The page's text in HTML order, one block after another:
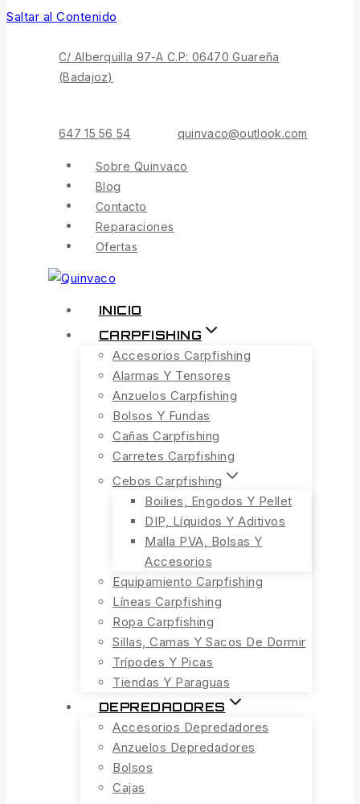
Saltar al Contenido
C/ Alberquilla 97-A C.P: 06470 Guareña
(Badajoz)
647 15 56 54 quinvaco@outlook.com
Sobre Quinvaco
Blog
Contacto
Reparaciones
Ofertas
INICIO
CARPFISHING
Accesorios Carpfishing
Alarmas Y Tensores
Anzuelos Carpfishing
Bolsos Y Fundas
Cañas Carpfishing
Carretes Carpfishing
Cebos Carpfishing
Boilies, Engodos Y Pellet
DIP, Líquidos Y Aditivos
Malla PVA, Bolsas Y
Accesorios
Equipamiento Carpfishing
Líneas Carpfishing
Ropa Carpfishing
Sillas, Camas Y Sacos De Dormir
Trípodes Y Picas
Tiendas Y Paraguas
DEPREDADORES
Accesorios Depredadores
Anzuelos Depredadores
Bolsos
Cajas